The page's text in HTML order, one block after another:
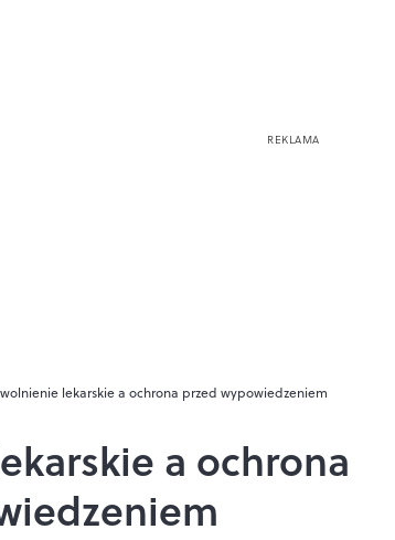
lekarskie a ochrona przed wypowiedzeniem
a ochrona